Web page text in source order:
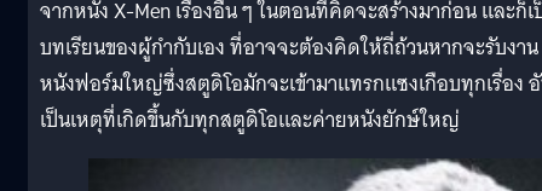
จากหนัง X-Men เรื่องอื่น ๆ ในตอนที่คิดจะสร้างมาก่อน และก็เ
บทเรียนของผู้กำกับเอง ที่อาจจะต้องคิดให้ถี่ถ้วนหากจะรับงาน
หนังฟอร์มใหญ่ซึ่งสตูดิโอมักจะเข้ามาแทรกแซงเกือบทุกเรื่อง
เป็นเหตุที่เกิดขึ้นกับทุกสตูดิโอและค่ายหนังยักษ์ใหญ่